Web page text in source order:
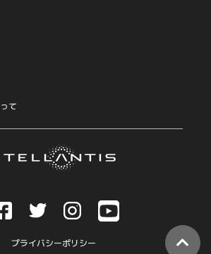
て
プライバシーポリシー